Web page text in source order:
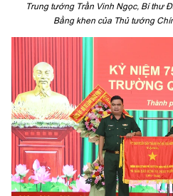
Trung tướng Trần Vinh Ngọc, Bí thư
Bằng khen của Thủ tướng